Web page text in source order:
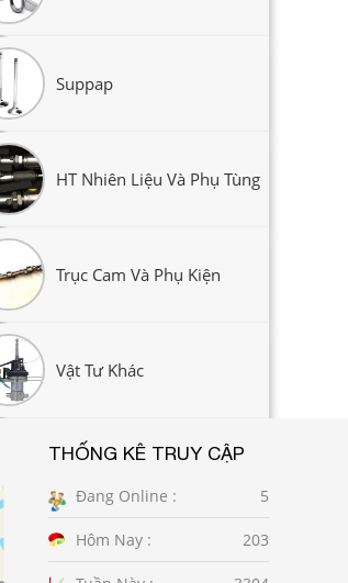
Suppap
HT Nhiên Liệu Và Phụ Tùng
Trục Cam Và Phụ Kiện
Vật Tư Khác
THỐNG KÊ TRUY CẬP
Đang Online : 5
Hôm Nay : 203